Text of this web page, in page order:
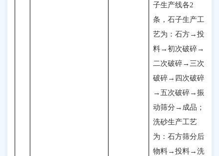
子生产线各2
条，石子生产工
艺为：石方→投
料→初次破碎→
二次破碎→三次
破碎→四次破碎
→五次破碎→振
动筛分→成品；
洗砂生产工艺
为 ： 石方筛分后
物料→投料→洗